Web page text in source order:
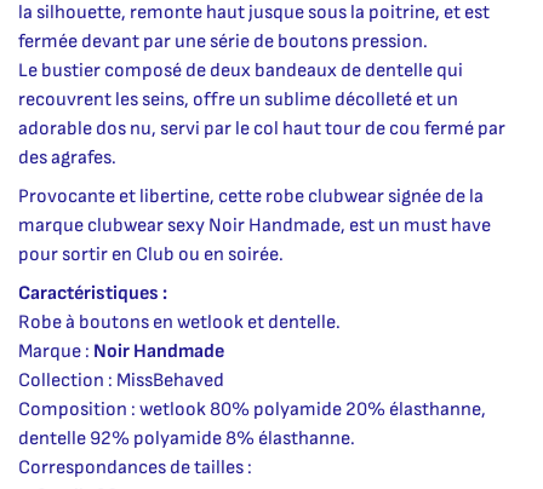
la silhouette, remonte haut jusque sous la poitrine, et est
fermée devant par une série de boutons pression.
Le bustier composé de deux bandeaux de dentelle qui
recouvrent les seins, offre un sublime décolleté et un
adorable dos nu, servi par le col haut tour de cou fermé par
des agrafes.
Provocante et libertine, cette robe clubwear signée de la
marque clubwear sexy Noir Handmade, est un must have
pour sortir en Club ou en soirée.
Caractéristiques :
Robe à boutons en wetlook et dentelle.
Marque : Noir Handmade
Collection : MissBehaved
Composition : wetlook 80% polyamide 20% élasthanne,
dentelle 92% polyamide 8% élasthanne.
Correspondances de tailles :